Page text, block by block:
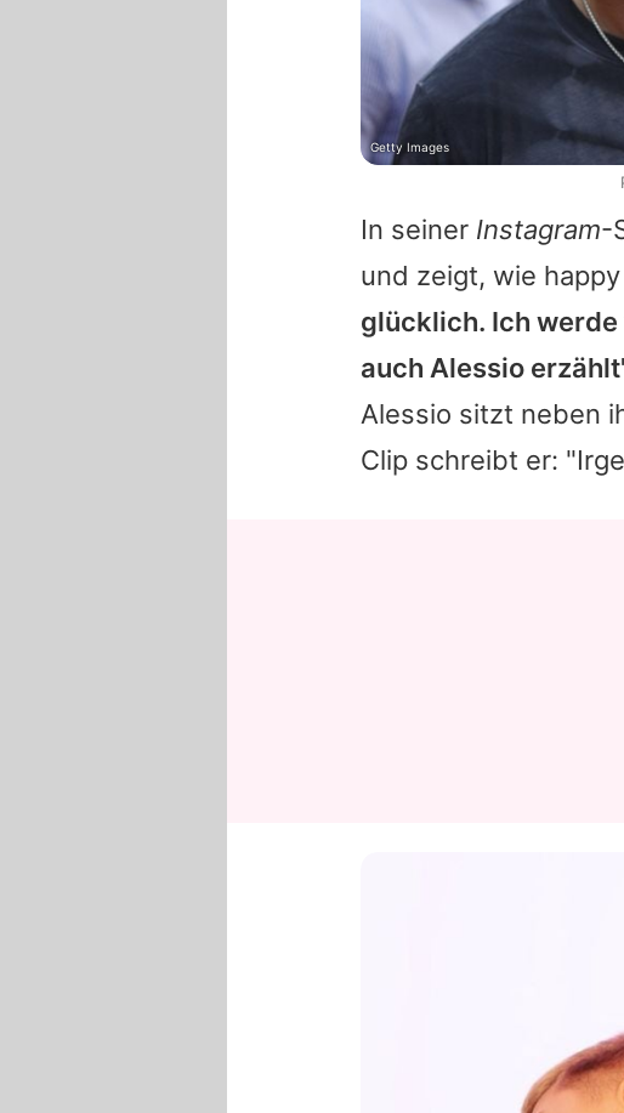
In seiner Instagram-
und zeigt, wie
glücklich. Ich werde
auch Alessio
Alessio sitzt neben
Clip schreibt er:
Getty Images